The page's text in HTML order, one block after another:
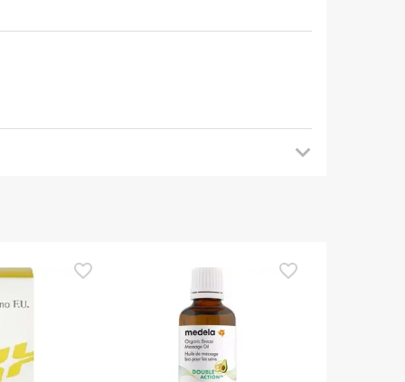
utilizzarlo. Se avete domande sulla sicurezza,